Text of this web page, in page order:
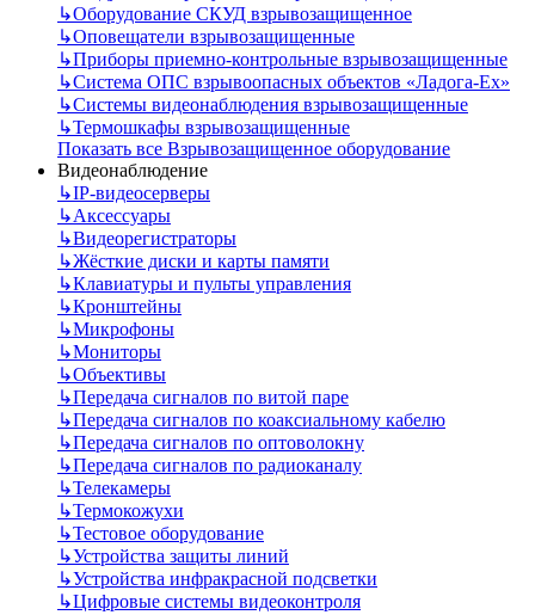
↳Оборудование СКУД взрывозащищенное
↳Оповещатели взрывозащищенные
↳Приборы приемно-контрольные взрывозащищенные
↳Система ОПС взрывоопасных объектов «Ладога-Ex»
↳Системы видеонаблюдения взрывозащищенные
↳Термошкафы взрывозащищенные
Показать все Взрывозащищенное оборудование
Видеонаблюдение
↳IP-видеосерверы
↳Аксессуары
↳Видеорегистраторы
↳Жёсткие диски и карты памяти
↳Клавиатуры и пульты управления
↳Кронштейны
↳Микрофоны
↳Мониторы
↳Объективы
↳Передача сигналов по витой паре
↳Передача сигналов по коаксиальному кабелю
↳Передача сигналов по оптоволокну
↳Передача сигналов по радиоканалу
↳Телекамеры
↳Термокожухи
↳Тестовое оборудование
↳Устройства защиты линий
↳Устройства инфракрасной подсветки
↳Цифровые системы видеоконтроля